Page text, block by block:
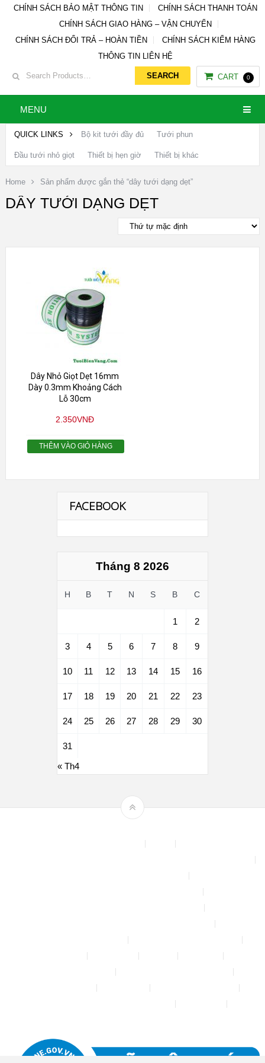
CHÍNH SÁCH BẢO MẬT THÔNG TIN
CHÍNH SÁCH THANH TOÁN
CHÍNH SÁCH GIAO HÀNG – VẬN CHUYỂN
CHÍNH SÁCH ĐỔI TRẢ – HOÀN TIỀN
CHÍNH SÁCH KIỂM HÀNG
THÔNG TIN LIÊN HỆ
CART 0
MENU
QUICK LINKS Bộ kit tưới đầy đủ Tưới phun
Đầu tưới nhỏ giọt Thiết bị hẹn giờ Thiết bị khác
Home Sản phẩm được gắn thẻ “dây tưới dạng dẹt”
DÂY TƯỚI DẠNG DẸT
Dây Nhỏ Giọt Dẹt 16mm
Dày 0.3mm Khoảng Cách
Lỗ 30cm
2.350VNĐ
THÊM VÀO GIỎ HÀNG
FACEBOOK
Tháng 8 2026
H B T N S B C
1 2
3 4 5 6 7 8 9
10 11 12 13 14 15 16
17 18 19 20 21 22 23
24 25 26 27 28 29 30
31
« Th4